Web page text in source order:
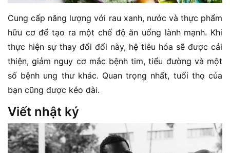
Cung cấp năng lượng với rau xanh, nước và thực phẩm
hữu cơ để tạo ra một chế độ ăn uống lành mạnh. Khi
thực hiện sự thay đổi đổi này, hệ tiêu hóa sẽ được cải
thiện, giảm nguy cơ mắc bệnh tim, tiểu đường và một
số bệnh ung thư khác. Quan trọng nhất, tuổi thọ của
bạn cũng được kéo dài.
Viết nhật ký